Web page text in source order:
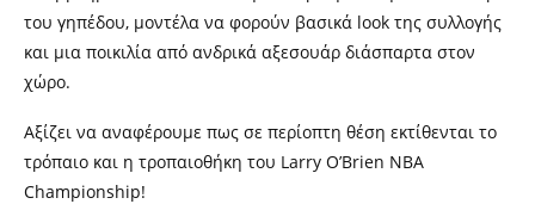
του γηπέδου, μοντέλα να φορούν βασικά look της συλλογής
και μια ποικιλία από ανδρικά αξεσουάρ διάσπαρτα στον
χώρο.
Αξίζει να αναφέρουμε πως σε περίοπτη θέση εκτίθενται το
τρόπαιο και η τροπαιοθήκη του Larry O’Brien NBA
Championship!